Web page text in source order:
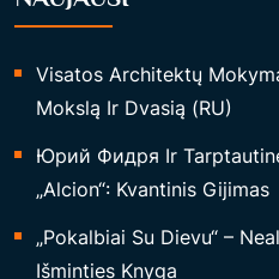
S
V
O
K
Visatos Architektų
Mokslą Ir Dvasią (RU)
Юрий Фидря Ir
„Alcion“: Kvantinis Gijimas
„Pokalbiai Su Dievu“ –
Išminties Knyga